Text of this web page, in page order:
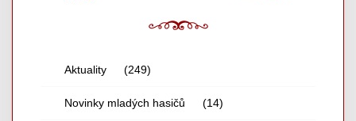
Aktuality (249)
Novinky mladých hasičů (14)